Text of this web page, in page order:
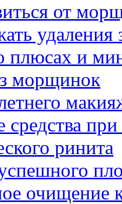
от
удаления
плюсах и
морщинок
ринита
очищение